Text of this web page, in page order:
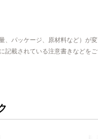
、パッケージ、原材料など）が変
記載されている注意書きなどをご